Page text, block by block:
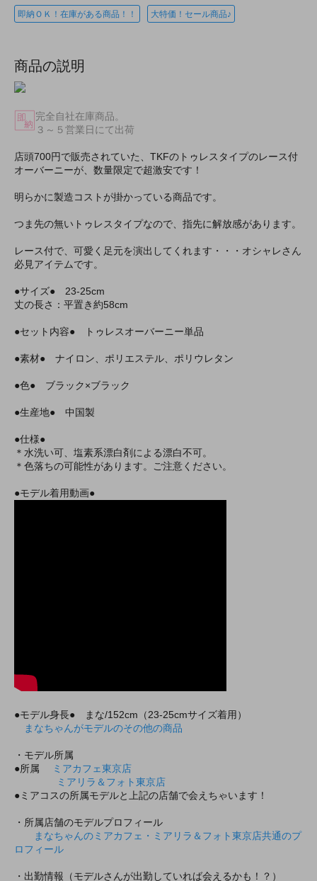
即納ＯＫ！在庫がある商品！！ 大特価！セール商品♪
商品の説明
完全自社在庫商品。
３～５営業日にて出荷
店頭700円で販売されていた、TKFのトゥレスタイプのレース付
オーバーニーが、数量限定で超激安です！
明らかに製造コストが掛かっている商品です。
つま先の無いトゥレスタイプなので、指先に解放感があります。
レース付で、可愛く足元を演出してくれます・・・オシャレさん
必見アイテムです。
●サイズ● 23-25cm
丈の長さ：平置き約58cm
●セット内容● トゥレスオーバーニー単品
●素材● ナイロン、ポリエステル、ポリウレタン
●色● ブラック×ブラック
●生産地● 中国製
●仕様●
＊水洗い可、塩素系漂白剤による漂白不可。
＊色落ちの可能性があります。ご注意ください。
●モデル着用動画●
●モデル身長● まな/152cm（23-25cmサイズ着用）
まなちゃんがモデルのその他の商品
・モデル所属
●所属
ミアカフェ東京店
ミアリラ＆フォト東京店
●ミアコスの所属モデルと上記の店舗で会えちゃいます！
・所属店舗のモデルプロフィール
まなちゃんのミアカフェ・ミアリラ＆フォト東京店共通のプ
ロフィール
・出勤情報（モデルさんが出勤していれば会えるかも！？）